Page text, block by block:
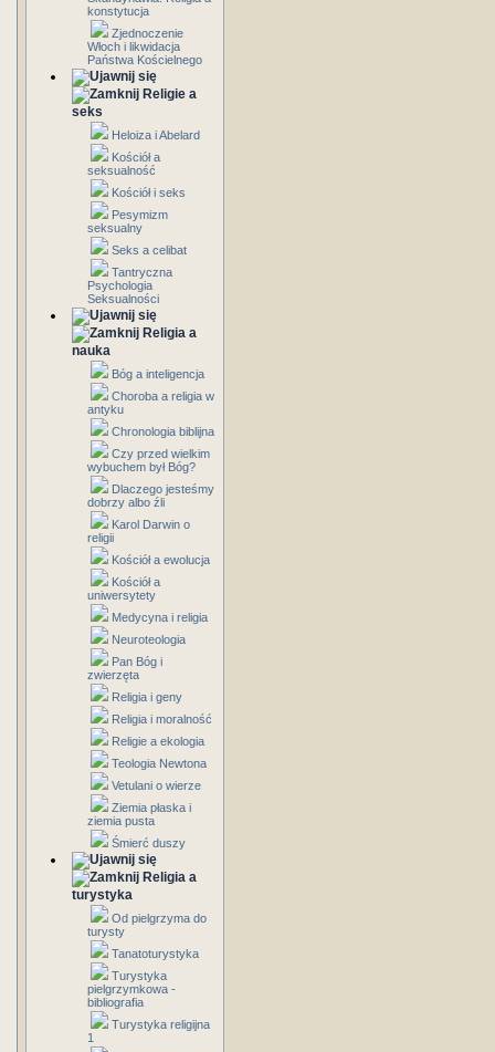
konstytucja
Zjednoczenie
Włoch i likwidacja
Państwa Kościelnego
Religie a
seks
Heloiza i Abelard
Kościół a
seksualność
Kościół i seks
Pesymizm
seksualny
Seks a celibat
Tantryczna
Psychologia
Seksualności
Religia a
nauka
Bóg a inteligencja
Choroba a religia w
antyku
Chronologia biblijna
Czy przed wielkim
wybuchem był Bóg?
Dlaczego jesteśmy
dobrzy albo źli
Karol Darwin o
religii
Kościół a ewolucja
Kościół a
uniwersytety
Medycyna i religia
Neuroteologia
Pan Bóg i
zwierzęta
Religia i geny
Religia i moralność
Religie a ekologia
Teologia Newtona
Vetulani o wierze
Ziemia płaska i
ziemia pusta
Śmierć duszy
Religia a
turystyka
Od pielgrzyma do
turysty
Tanatoturystyka
Turystyka
pielgrzymkowa -
bibliografia
Turystyka religijna
1